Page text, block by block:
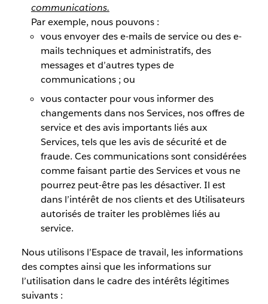
communications.
Par exemple, nous pouvons :
vous envoyer des e-mails de service ou des e-
mails techniques et administratifs, des
messages et d’autres types de
communications ; ou
vous contacter pour vous informer des
changements dans nos Services, nos offres de
service et des avis importants liés aux
Services, tels que les avis de sécurité et de
fraude. Ces communications sont considérées
comme faisant partie des Services et vous ne
pourrez peut-être pas les désactiver. Il est
dans l’intérêt de nos clients et des Utilisateurs
autorisés de traiter les problèmes liés au
service.
Nous utilisons l’Espace de travail, les informations
des comptes ainsi que les informations sur
l’utilisation dans le cadre des intérêts légitimes
suivants :